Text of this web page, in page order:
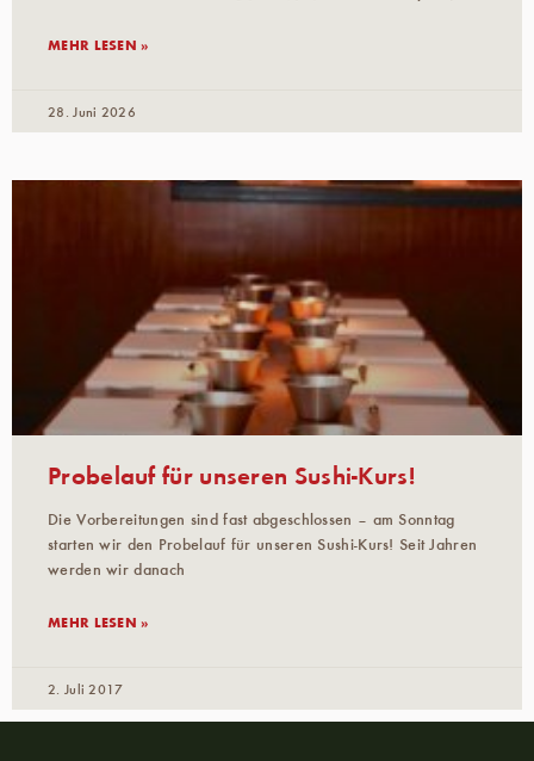
MEHR LESEN »
28. Juni 2026
Probelauf für unseren Sushi-Kurs!
Die Vorbereitungen sind fast abgeschlossen – am Sonntag
starten wir den Probelauf für unseren Sushi-Kurs! Seit Jahren
werden wir danach
MEHR LESEN »
2. Juli 2017